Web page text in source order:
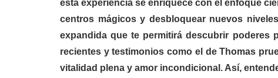
esta experiencia se enriquece con el enfoque
centros mágicos y desbloquear nuevos
expandida que te permitirá descubrir poderes
recientes y testimonios como el de Thomas
vitalidad plena y amor incondicional. Así,